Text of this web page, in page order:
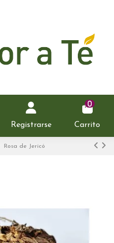
Registrarse
0
Carrito
Rosa de Jericó